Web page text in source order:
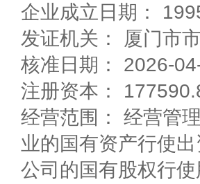
企业成立日期：
发证机关： 厦门市
核准日期： 2026-
注册资本：
经营范围： 经营管
业的国有资产行使
公司的国有股权行